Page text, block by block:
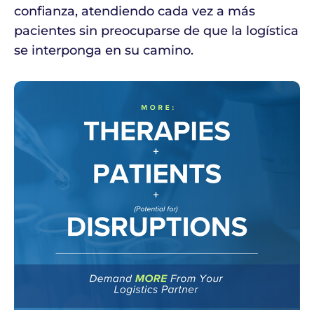
confianza, atendiendo cada vez a más
pacientes sin preocuparse de que la logística
se interponga en su camino.